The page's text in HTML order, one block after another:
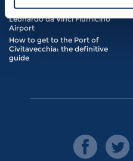
Roma Trastevere Train Station
Leonardo da Vinci Fiumicino
Airport
How to get to the Port of
Civitavecchia: the definitive
guide